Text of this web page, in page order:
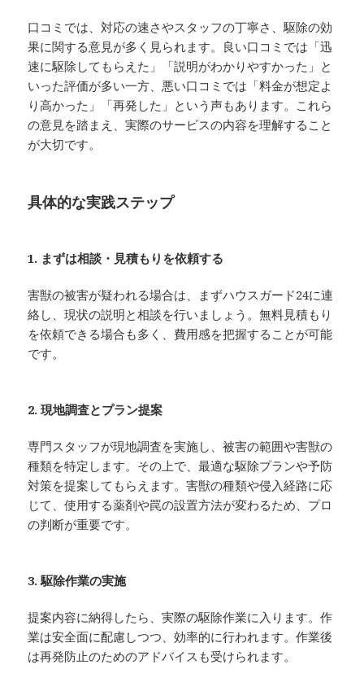
口コミでは、対応の速さやスタッフの丁寧さ、駆除の効
果に関する意見が多く見られます。良い口コミでは「迅
速に駆除してもらえた」「説明がわかりやすかった」と
いった評価が多い一方、悪い口コミでは「料金が想定よ
り高かった」「再発した」という声もあります。これら
の意見を踏まえ、実際のサービスの内容を理解すること
が大切です。
具体的な実践ステップ
1. まずは相談・見積もりを依頼する
害獣の被害が疑われる場合は、まずハウスガード24に連
絡し、現状の説明と相談を行いましょう。無料見積もり
を依頼できる場合も多く、費用感を把握することが可能
です。
2. 現地調査とプラン提案
専門スタッフが現地調査を実施し、被害の範囲や害獣の
種類を特定します。その上で、最適な駆除プランや予防
対策を提案してもらえます。害獣の種類や侵入経路に応
じて、使用する薬剤や罠の設置方法が変わるため、プロ
の判断が重要です。
3. 駆除作業の実施
提案内容に納得したら、実際の駆除作業に入ります。作
業は安全面に配慮しつつ、効率的に行われます。作業後
は再発防止のためのアドバイスも受けられます。